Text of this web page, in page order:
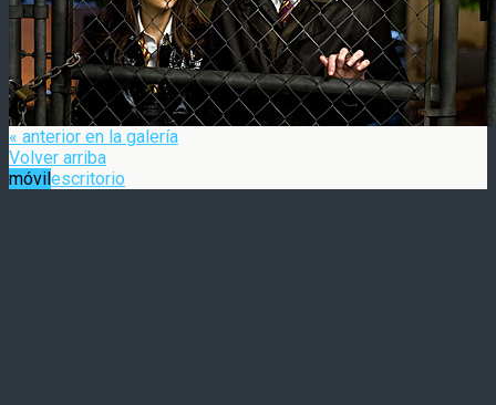
« anterior en la galería
Volver arriba
móvilescritorio